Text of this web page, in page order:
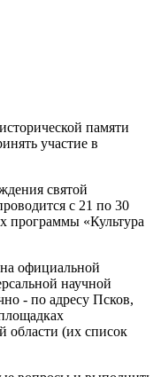
памяти
участие в
святой
с 21 по 30
программы «Культура
официальной
научной
- по адресу Псков,
области (их список